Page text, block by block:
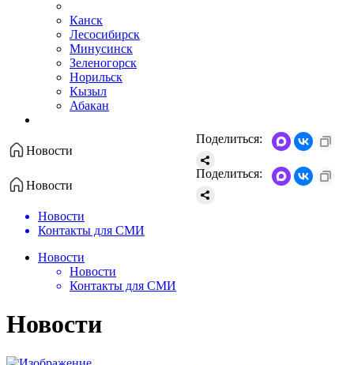
Канск
Лесосибирск
Минусинск
Зеленогорск
Норильск
Кызыл
Абакан
Новости
Поделиться:
Новости
Поделиться:
Новости
Контакты для СМИ
Новости
Новости
Контакты для СМИ
Новости